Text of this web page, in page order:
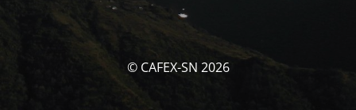
© CAFEX-SN 2026